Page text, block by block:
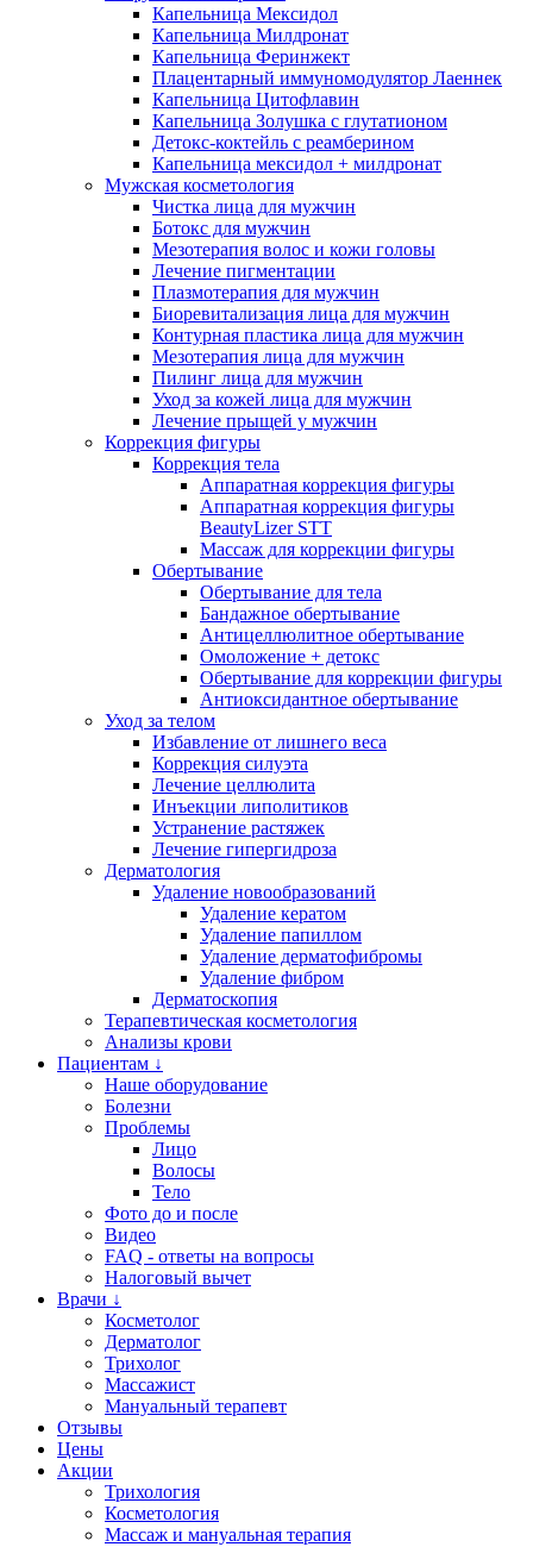
Капельница Мексидол
Капельница Милдронат
Капельница Феринжект
Плацентарный иммуномодулятор Лаеннек
Капельница Цитофлавин
Капельница Золушка с глутатионом
Детокс-коктейль с реамберином
Капельница мексидол + милдронат
Мужская косметология
Чистка лица для мужчин
Ботокс для мужчин
Мезотерапия волос и кожи головы
Лечение пигментации
Плазмотерапия для мужчин
Биоревитализация лица для мужчин
Контурная пластика лица для мужчин
Мезотерапия лица для мужчин
Пилинг лица для мужчин
Уход за кожей лица для мужчин
Лечение прыщей у мужчин
Коррекция фигуры
Коррекция тела
Аппаратная коррекция фигуры
Аппаратная коррекция фигуры
BeautyLizer STT
Массаж для коррекции фигуры
Обертывание
Обертывание для тела
Бандажное обертывание
Антицеллюлитное обертывание
Омоложение + детокс
Обертывание для коррекции фигуры
Антиоксидантное обертывание
Уход за телом
Избавление от лишнего веса
Коррекция силуэта
Лечение целлюлита
Инъекции липолитиков
Устранение растяжек
Лечение гипергидроза
Дерматология
Удаление новообразований
Удаление кератом
Удаление папиллом
Удаление дерматофибромы
Удаление фибром
Дерматоскопия
Терапевтическая косметология
Анализы крови
Пациентам ↓
Наше оборудование
Болезни
Проблемы
Лицо
Волосы
Тело
Фото до и после
Видео
FAQ - ответы на вопросы
Налоговый вычет
Врачи ↓
Косметолог
Дерматолог
Трихолог
Массажист
Мануальный терапевт
Отзывы
Цены
Акции
Трихология
Косметология
Массаж и мануальная терапия